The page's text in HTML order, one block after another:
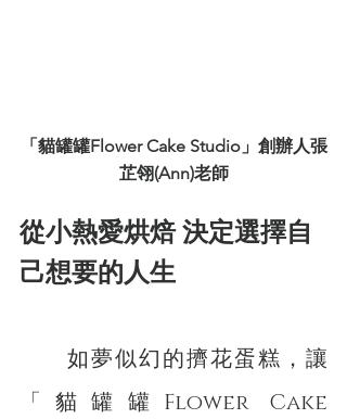
「貓罐罐Flower Cake Studio」創辦人張
芷翎(Ann)老師
從小熱愛烘焙 決定選擇自
己想要的人生
如夢似幻的擠花蛋糕，讓
「貓罐罐Flower Cake